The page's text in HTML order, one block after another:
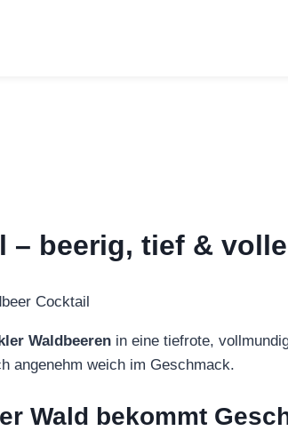
– beerig, tief &
Waldbeeren in eine tiefrote,
angenehm weich im Geschmack.
Wald bekommt